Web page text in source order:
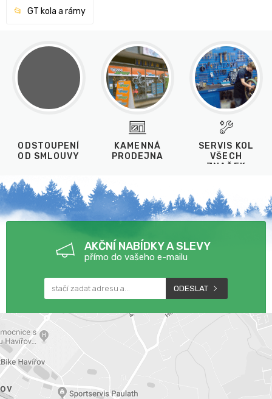
GT kola a rámy
ODSTOUPENÍ
OD SMLOUVY
KAMENNÁ
PRODEJNA
SERVIS KOL
VŠECH
ZNAČEK
AKČNÍ NABÍDKY A SLEVY
přímo do vašeho e-mailu
ODESLAT